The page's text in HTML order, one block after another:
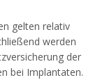
gelten relativ
werden
der
bei Implantaten.